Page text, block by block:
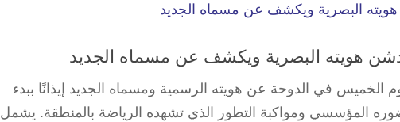
يدشن هويته البصرية ويكشف عن مسماه الجديد
الخميس في الدوحة عن ​هويته الرسمية ومسماه ⁠الجديد إيذانًا ببدء
المؤسسي ومواكبة التطور الذي تشهده الرياضة بالمنطقة. يشمل